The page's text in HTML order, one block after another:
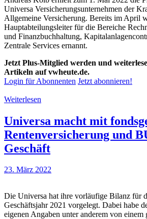
Universa Versicherungsunternehmen der
Allgemeine Versicherung. Bereits im April
Hauptabteilungsleiter für die Bereiche
und Finanzbuchhaltung,
Zentrale Services ernannt.
Jetzt Plus-Mitglied werden und
Artikeln auf vwheute.de.
Login für Abonnenten Jetzt abonnieren!
Weiterlesen
Universa macht mit
Rentenversicherung und
Geschäft
23. März 2022
Die Universa hat ihre vorläufige Bilanz für
Geschäftsjahr 2021 vorgelegt. Dabei habe
eigenen Angaben unter anderem von einem